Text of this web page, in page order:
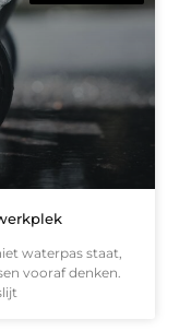
waterpas staat,
vooraf denken.